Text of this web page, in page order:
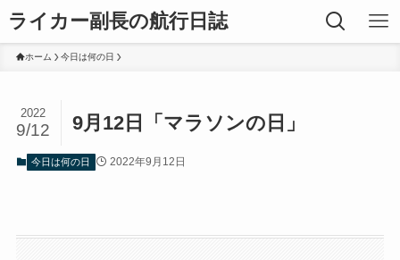
ライカー副長の航行日誌
ホーム 今日は何の日
9月12日「マラソンの日」
2022
9/12
今日は何の日 2022年9月12日